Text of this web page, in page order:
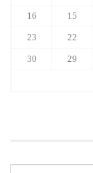
15
16
22
23
29
30